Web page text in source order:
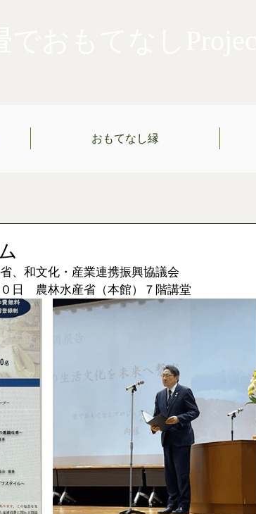
おもてなし縁
、和文化・産業連携振興協議会
日　農林水産省（本館）７階講堂